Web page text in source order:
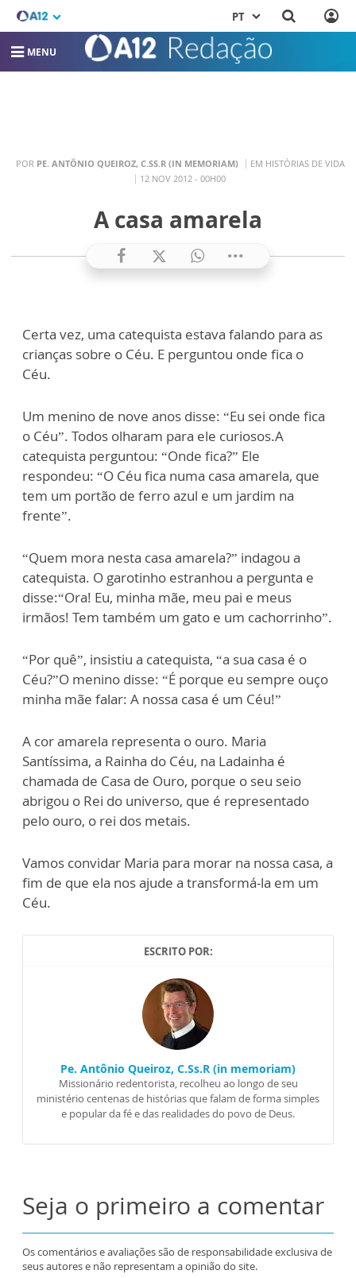
PT
MENU
POR PE. ANTÔNIO QUEIROZ, C.SS.R (IN MEMORIAM)
EM HISTÓRIAS DE VIDA
12 NOV 2012 - 00H00
A casa amarela
Certa vez, uma catequista estava falando para as
crianças sobre o Céu. E perguntou onde fica o
Céu.
Um menino de nove anos disse: “Eu sei onde fica
o Céu”. Todos olharam para ele curiosos.A
catequista perguntou: “Onde fica?” Ele
respondeu: “O Céu fica numa casa amarela, que
tem um portão de ferro azul e um jardim na
frente”.
“Quem mora nesta casa amarela?” indagou a
catequista. O garotinho estranhou a pergunta e
disse:“Ora! Eu, minha mãe, meu pai e meus
irmãos! Tem também um gato e um cachorrinho”.
“Por quê”, insistiu a catequista, “a sua casa é o
Céu?”O menino disse: “É porque eu sempre ouço
minha mãe falar: A nossa casa é um Céu!”
A cor amarela representa o ouro. Maria
Santíssima, a Rainha do Céu, na Ladainha é
chamada de Casa de Ouro, porque o seu seio
abrigou o Rei do universo, que é representado
pelo ouro, o rei dos metais.
Vamos convidar Maria para morar na nossa casa, a
fim de que ela nos ajude a transformá-la em um
Céu.
ESCRITO POR:
Pe. Antônio Queiroz, C.Ss.R (in memoriam)
Missionário redentorista, recolheu ao longo de seu
ministério centenas de histórias que falam de forma simples
e popular da fé e das realidades do povo de Deus.
Seja o primeiro a comentar
Os comentários e avaliações são de responsabilidade exclusiva de
seus autores e não representam a opinião do site.